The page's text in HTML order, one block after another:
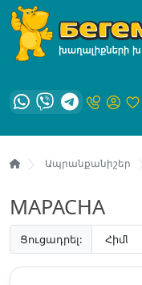
Ապրանքանիշեր
MAPACHA
Ցուցադրել: